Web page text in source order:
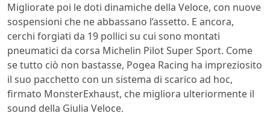
Migliorate poi le doti dinamiche della Veloce, con nuove
sospensioni che ne abbassano l’assetto. E ancora,
cerchi forgiati da 19 pollici su cui sono montati
pneumatici da corsa Michelin Pilot Super Sport. Come
se tutto ciò non bastasse, Pogea Racing ha impreziosito
il suo pacchetto con un sistema di scarico ad hoc,
firmato MonsterExhaust, che migliora ulteriormente il
sound della Giulia Veloce.